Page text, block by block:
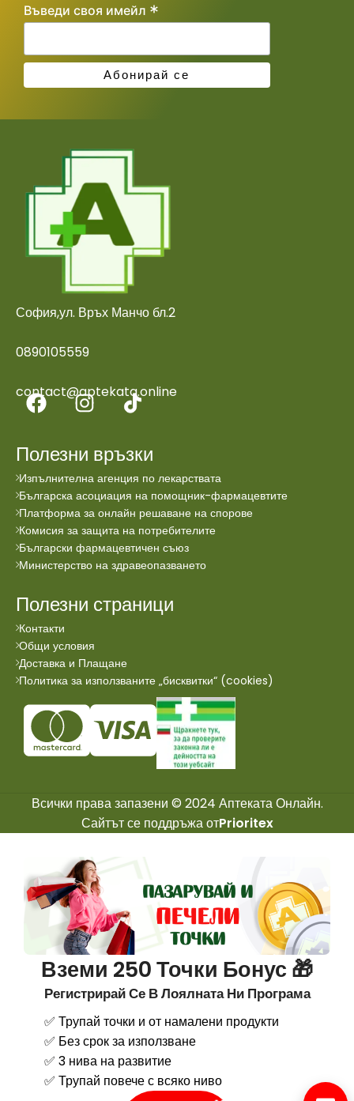
Въведи своя имейл *
София,ул. Връх Манчо бл.2
0890105559
contact@aptekata.online
Полезни връзки
Изпълнителна агенция по лекарствата
Българска асоциация на помощник-фармацевтите
Платформа за онлайн решаване на спорове
Комисия за защита на потребителите
Български фармацевтичен съюз
Министерство на здравеопазването
Полезни страници
Контакти
Общи условия
Доставка и Плащане
Политика за използваните „бисквитки“ (cookies)
Всички права запазени © 2024 Аптеката Онлайн.
Сайтът се поддръжа отPrioritex
Вземи 250 Точки Бонус 🎁
Регистрирай Се В Лоялната Ни Програма
✅ Трупай точки и от намалени продукти
✅ Без срок за използване
✅ 3 нива на развитие
✅ Трупай повече с всяко ниво